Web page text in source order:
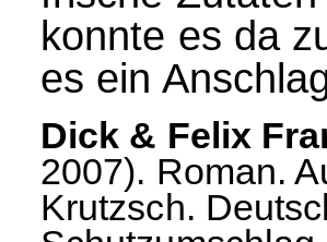
konnte es da
es ein
Dick & Felix
2007). Roman.
Krutzsch.